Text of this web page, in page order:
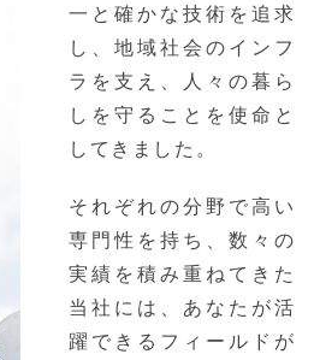
一と確かな技術を追求
し、地域社会のインフ
ラを支え、人々の暮ら
しを守ることを使命と
してきました。
それぞれの分野で高い
専門性を持ち、数々の
実績を積み重ねてきた
当社には、あなたが活
躍できるフィールドが